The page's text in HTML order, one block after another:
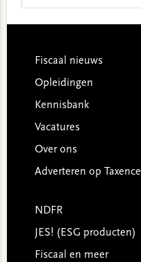
Footer
Fiscaal nieuws
Opleidingen
Kennisbank
Vacatures
Over ons
Adverteren op Taxence
NDFR
JES! (ESG producten)
Fiscaal en meer